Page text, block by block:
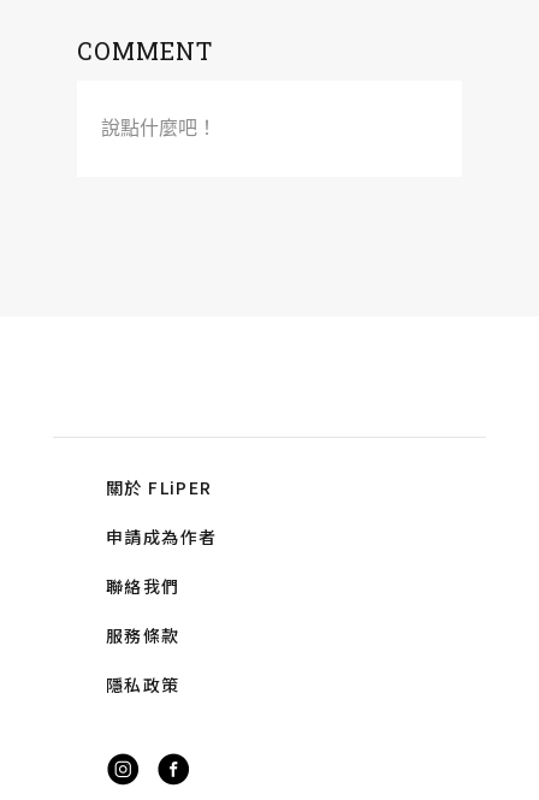
COMMENT
說點什麼吧！
關於 FLiPER
申請成為作者
聯絡我們
服務條款
隱私政策